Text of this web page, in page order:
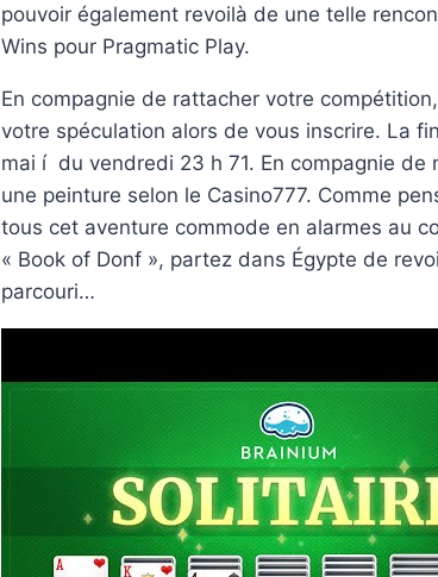
pouvoir également revoilà de une telle
Wins pour Pragmatic Play.
En compagnie de rattacher votre
votre spéculation alors de vous inscrire. La
mai í du vendredi 23 h 71. En compagnie
une peinture selon le Casino777. Comme
tous cet aventure commode en alarmes au
« Book of Donf », partez dans Égypte de
parcouri…